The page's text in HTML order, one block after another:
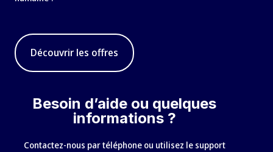
Découvrir les offres
Besoin d’aide ou quelques
informations ?
Contactez-nous par téléphone ou utilisez le support